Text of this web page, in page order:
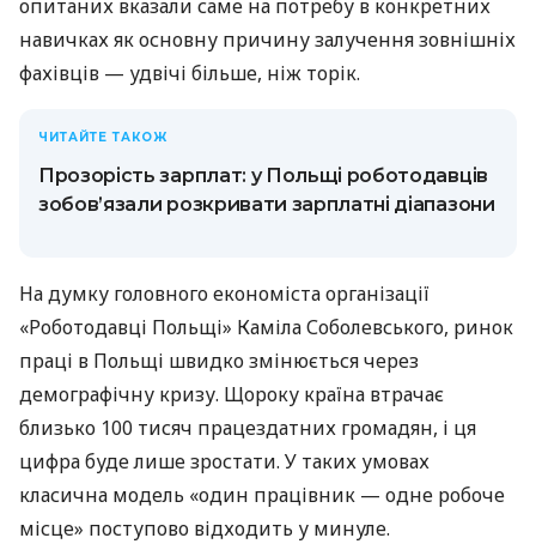
опитаних вказали саме на потребу в конкретних
навичках як основну причину залучення зовнішніх
фахівців — удвічі більше, ніж торік.
ЧИТАЙТЕ ТАКОЖ
Прозорість зарплат: у Польщі роботодавців
зобов’язали розкривати зарплатні діапазони
На думку головного економіста організації
«Роботодавці Польщі» Каміла Соболевського, ринок
праці в Польщі швидко змінюється через
демографічну кризу. Щороку країна втрачає
близько 100 тисяч працездатних громадян, і ця
цифра буде лише зростати. У таких умовах
класична модель «один працівник — одне робоче
місце» поступово відходить у минуле.